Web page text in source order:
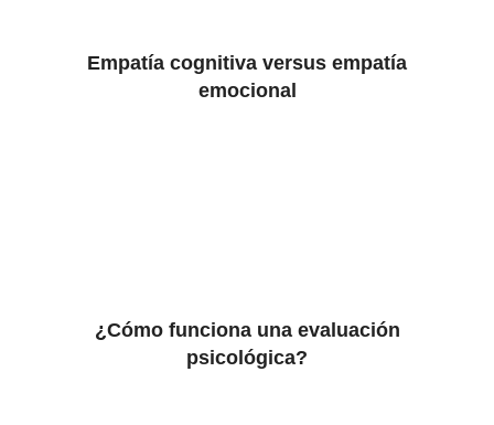
Empatía cognitiva versus empatía
emocional
¿Cómo funciona una evaluación
psicológica?